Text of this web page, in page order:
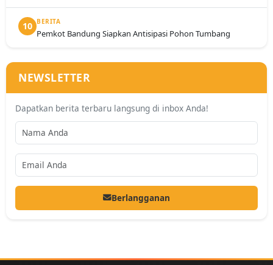
10 BERITA
Pemkot Bandung Siapkan Antisipasi Pohon Tumbang
NEWSLETTER
Dapatkan berita terbaru langsung di inbox Anda!
Berlangganan